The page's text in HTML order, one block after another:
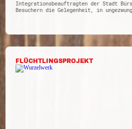
Integrationsbeauftragten der Stadt
Besuchern die Gelegenheit, in
FLÜCHTLINGSPROJEKT